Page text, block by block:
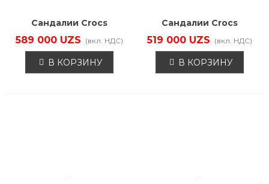
Сандалии Crocs
210625-410
589 000 UZS (вкл. НДС)
В КОРЗИНУ
Сандалии Crocs
210626-410
519 000 UZS (вкл. НДС)
В КОРЗИНУ